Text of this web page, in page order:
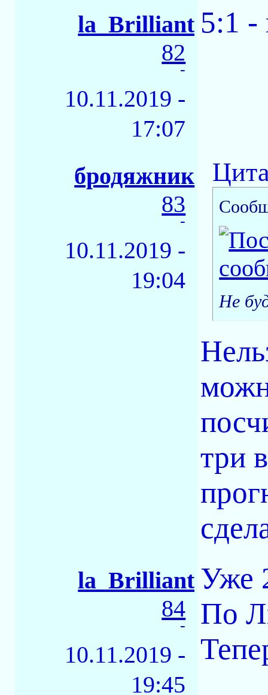
la_Brilliant
82
-
10.11.2019 -
17:07
5:1
бродяжник
83
-
10.11.2019 -
19:04
Не
три
la_Brilliant
84
-
10.11.2019 -
19:45
Уже
По